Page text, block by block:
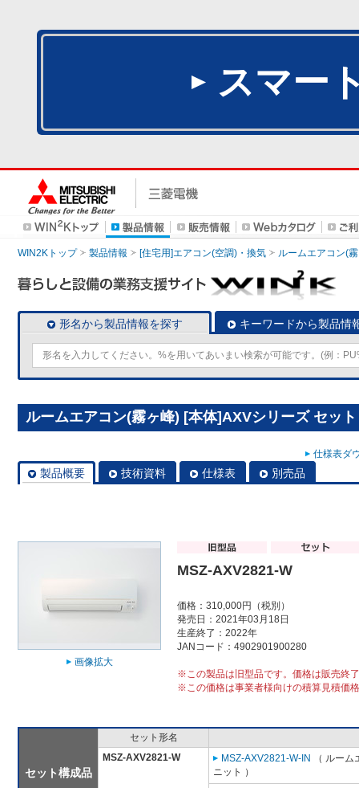
スマー
WIN2Kトップ 製品情報 [住宅用]エアコン(空調)・換気 ルームエアコン(
形名から製品情報を探す キーワードから製品情
ルームエアコン(霧ヶ峰) [本体]AXVシリーズ セッ
仕様表ダ
製品概要 技術資料 仕様表 別売品
画像拡大
MSZ-AXV2821-W
価格：310,000円（税別）
発売日：2021年03月18日
生産終了：2022年
JANコード：4902901900280
※この製品は旧型品です。価格は販売終
※この価格は事業者様向けの積算見積価
セット構成品
セット形名
MSZ-AXV2821-W
MSZ-AXV2821-W-IN
（ ルー
ニット ）